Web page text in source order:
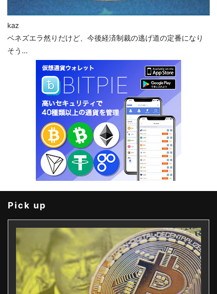
kaz
ベネズエラ然りだけど、今後経済制裁の逃げ道の定番になり
そう…
Pick up